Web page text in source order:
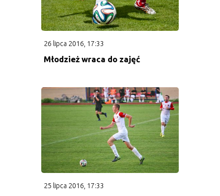
26 lipca 2016, 17:33
Młodzież wraca do zajęć
25 lipca 2016, 17:33